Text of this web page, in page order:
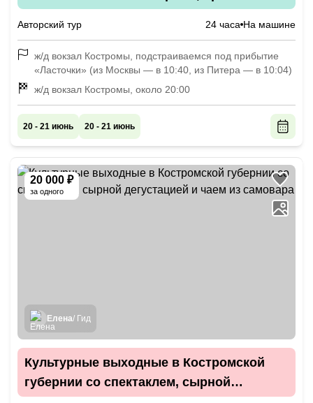
Авторский тур 24 часа На машине
ж/д вокзал Костромы, подстраиваемся под прибытие
«Ласточки» (из Москвы — в 10:40, из Питера — в 10:04)
ж/д вокзал Костромы, около 20:00
20 - 21 июнь 20 - 21 июнь
20 000 ₽
за одного
Елена/ Гид
Культурные выходные в Костромской
губернии со спектаклем, сырной